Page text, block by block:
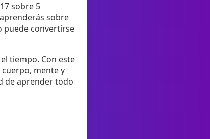
sobre 5
sobre
puede convertirse
tiempo. Con este
mente y
de aprender todo